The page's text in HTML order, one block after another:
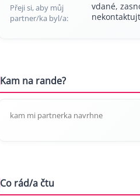
Přeji si, aby můj
partner/ka byl/a:
vdané,
Kam na rande?
kam mi partnerka navrhne
Co rád/a čtu